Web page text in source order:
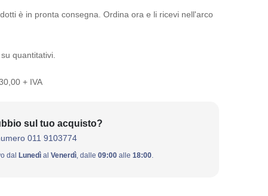
è in pronta consegna. Ordina ora e li ricevi nell'arco
quantitativi.
+ IVA
sul tuo acquisto?
011 9103774
dal Lunedìal Venerdì, dalle 09:00alle 18:00.